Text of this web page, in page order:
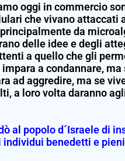
oggi in commercio
che vivano attaccati
da
delle idee e degli
a quello che gli
a condannare,
ad aggredire, ma se
a loro volta daranno
al popolo d´Israele di
benedetti e